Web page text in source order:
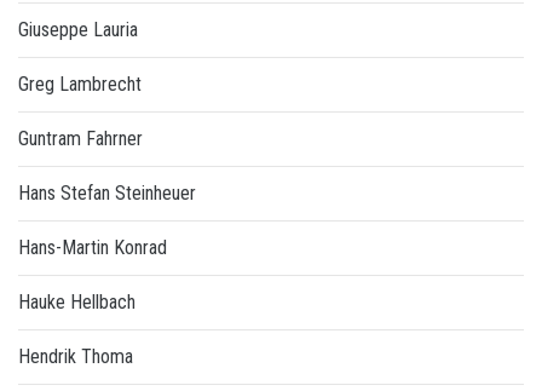
Giuseppe Lauria
Greg Lambrecht
Guntram Fahrner
Hans Stefan Steinheuer
Hans-Martin Konrad
Hauke Hellbach
Hendrik Thoma